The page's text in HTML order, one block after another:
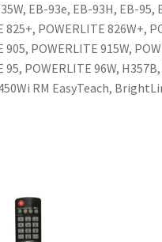
EB-93e, EB-93H, EB-95,
825+, POWERLITE 826W+,
905, POWERLITE 915W,
95, POWERLITE 96W,
RM EasyTeach,